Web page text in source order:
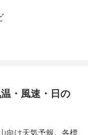
・風速・日の
向け天気予報。各標